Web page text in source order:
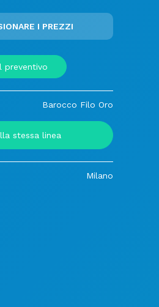
I PREZZI
preventivo
Barocco Filo Oro
stessa linea
Milano